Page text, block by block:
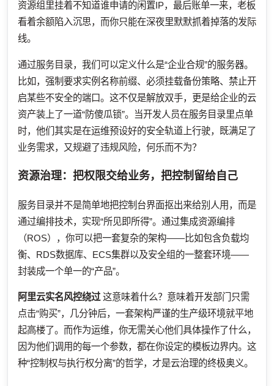
资源组里挂着不知道谁申请的闲置IP，最后账单一来，老板
看着余额陷入沉思，而你只能在深夜里默默抓着掉落的发际
线。
通过服务目录，我们可以定义什么是“企业合规”的服务器。
比如，强制要求实例名称前缀、必须挂载备份策略、禁止开
启某些不安全的端口。这不仅是解放双手，更是给企业的云
资产装上了一道“防傻瓜锁”。当开发人员在服务目录里点单
时，他们其实是在运维预设好的安全轨道上行驶，既满足了
业务需求，又规避了违规风险，何乐而不为？
资源治理：把权限交给业务，把控制留给自己
服务目录并不是简单地把控制台界面抠出来给别人用，而是
通过编排技术，实现“所见即所得”。通过集成资源编排
（ROS），你可以把一套复杂的架构——比如包含负载均
衡、RDS数据库、ECS集群以及安全组的一整套环境——
封装成一个单一的“产品”。
阿里云实名风控绕过 这意味着什么？意味着开发部门只需
点击“购买”，几分钟后，一套架构严谨的生产级环境就平地
起高楼了。而作为运维，你无需关心他们具体操作了什么，
因为他们调用的每一个参数，都在你设定的模板边界内。这
种“控制权与执行权分离”的哲学，才是云治理的终极奥义。